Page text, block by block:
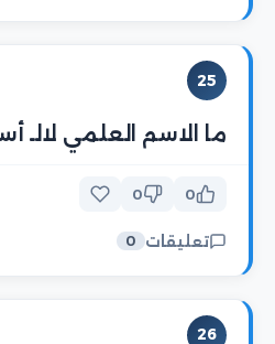
25
ما الاسم العلمي لالـ
0
0
تعليقات 0
26